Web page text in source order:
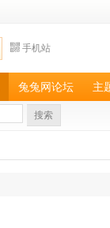
手机站
兔兔网论坛 主
搜索